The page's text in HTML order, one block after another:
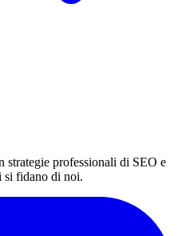
strategie professionali di SEO e
fidano di noi.